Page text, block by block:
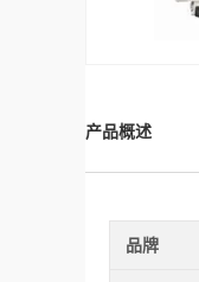
产品概述
品牌